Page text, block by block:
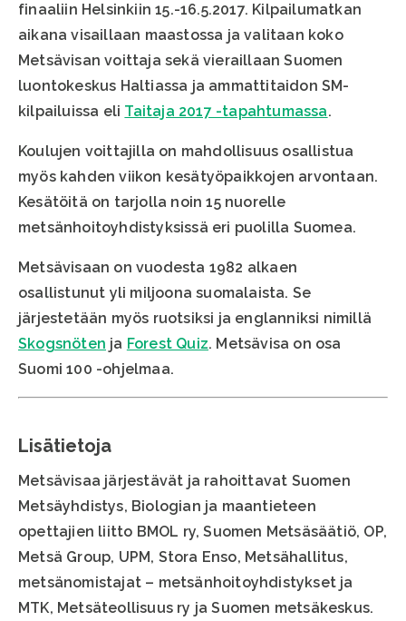
finaaliin Helsinkiin 15.-16.5.2017. Kilpailumatkan
aikana visaillaan maastossa ja valitaan koko
Metsävisan voittaja sekä vieraillaan Suomen
luontokeskus Haltiassa ja ammattitaidon SM-
kilpailuissa eli Taitaja 2017 -tapahtumassa.
Koulujen voittajilla on mahdollisuus osallistua
myös kahden viikon kesätyöpaikkojen arvontaan.
Kesätöitä on tarjolla noin 15 nuorelle
metsänhoitoyhdistyksissä eri puolilla Suomea.
Metsävisaan on vuodesta 1982 alkaen
osallistunut yli miljoona suomalaista. Se
järjestetään myös ruotsiksi ja englanniksi nimillä
Skogsnöten ja Forest Quiz. Metsävisa on osa
Suomi 100 -ohjelmaa.
Lisätietoja
Metsävisaa järjestävät ja rahoittavat Suomen
Metsäyhdistys, Biologian ja maantieteen
opettajien liitto BMOL ry, Suomen Metsäsäätiö, OP,
Metsä Group, UPM, Stora Enso, Metsähallitus,
metsänomistajat – metsänhoitoyhdistykset ja
MTK, Metsäteollisuus ry ja Suomen metsäkeskus.